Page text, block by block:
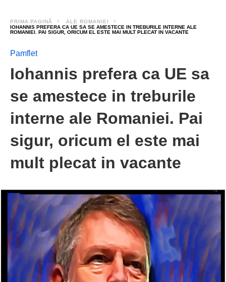
PRIMA PAGINĂ
ALE ROMANIEI
IOHANNIS PREFERA CA UE SA SE AMESTECE IN TREBURILE INTERNE ALE
ROMANIEI. PAI SIGUR, ORICUM EL ESTE MAI MULT PLECAT IN VACANTE
Pamflet
Iohannis prefera ca UE sa
se amestece in treburile
interne ale Romaniei. Pai
sigur, oricum el este mai
mult plecat in vacante